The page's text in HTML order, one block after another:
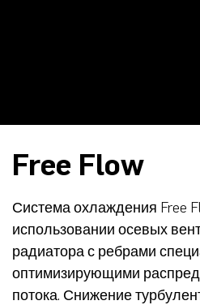
Free Flow
Система охлаждения Free
использовании осевых
радиатора с ребрами
оптимизирующими
потока. Снижение